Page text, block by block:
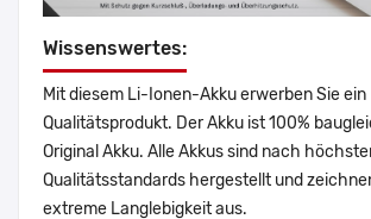
Wissenswertes:
Mit diesem Li-Ionen-Akku erwerben Sie ein
Qualitätsprodukt. Der Akku ist 100%
Original Akku. Alle Akkus sind nach
Qualitätsstandards hergestellt und
extreme Langlebigkeit aus.